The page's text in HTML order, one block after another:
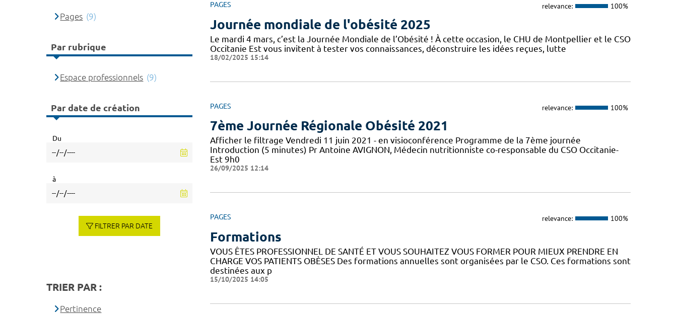
PAGES relevance: 100%
Journée mondiale de l'obésité 2025
Le mardi 4 mars, c’est la Journée Mondiale de l’Obésité ! À cette occasion, le CHU de Montpellier et le CSO
Occitanie Est vous invitent à tester vos connaissances, déconstruire les idées reçues, lutte
18/02/2025 15:14
PAGES relevance: 100%
7ème Journée Régionale Obésité 2021
Afficher le filtrage Vendredi 11 juin 2021 - en visioconférence Programme de la 7ème journée
Introduction (5 minutes) Pr Antoine AVIGNON, Médecin nutritionniste co-responsable du CSO Occitanie-
Est 9h0
26/09/2025 12:14
PAGES relevance: 100%
Formations
VOUS ÊTES PROFESSIONNEL DE SANTÉ ET VOUS SOUHAITEZ VOUS FORMER POUR MIEUX PRENDRE EN
CHARGE VOS PATIENTS OBÈSES Des formations annuelles sont organisées par le CSO. Ces formations sont
destinées aux p
15/10/2025 14:05
Pages (9)
Par rubrique
Espace professionnels (9)
Par date de création
Du
à
FILTRER PAR DATE
TRIER PAR :
Pertinence